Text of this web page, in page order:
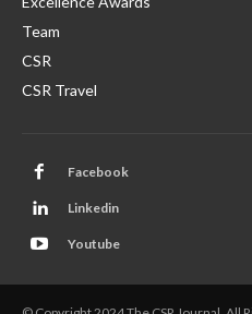
Team
CSR
CSR Travel
Facebook
Linkedin
Youtube